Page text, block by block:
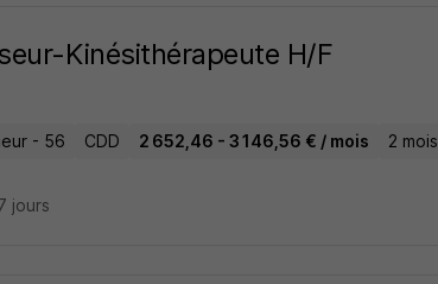
Kinésithérapeute H/F
- 56 CDD 2 652,46 - 3 146,56 € / mois 2 mois
jours